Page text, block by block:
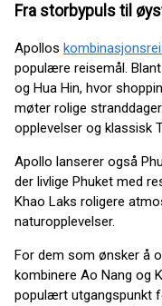
Fra storbypuls til
Apollos
populære reisemål.
og Hua Hin, hvor
møter rolige
opplevelser og klassisk
Apollo lanserer også
der livlige Phuket med
Khao Laks roligere
naturopplevelser.
For dem som ønsker å
kombinere Ao Nang og
populært utgangspunkt